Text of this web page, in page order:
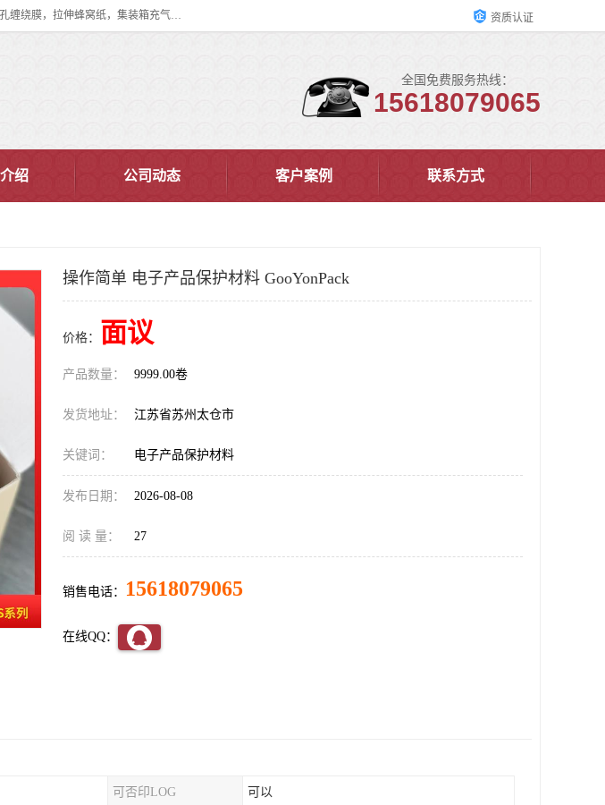
双忠包装材料（苏州）有限公司是上海双忠包装材料设立在苏州太仓的生产基地，占地约2万平米，产品主要有打孔缠绕膜，拉伸蜂窝纸，集装箱充气袋，滑托板，打包带，裹包网兜，防滑纸等箱体和托盘的运输和保护性包材。固永包材®，GooYon Pack®，是我们保护性包装材料的专属品牌。 资质认证
全国免费服务热线：
15618079065
绍 公司动态 客户案例 联系方式
操作简单 电子产品保护材料 GooYonPack
价格： 面议
产品数量： 9999.00卷
发货地址： 江苏省苏州太仓市
关键词： 电子产品保护材料
发布日期： 2026-08-08
阅 读 量： 27
销售电话： 15618079065
在线QQ：
可否印LOG 可以